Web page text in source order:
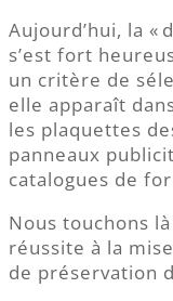
Aujourd’hui, la «
s’est fort
un critère de
elle apparaît
les plaquettes
panneaux
catalogues de
Nous touchons
réussite à la
de préservation